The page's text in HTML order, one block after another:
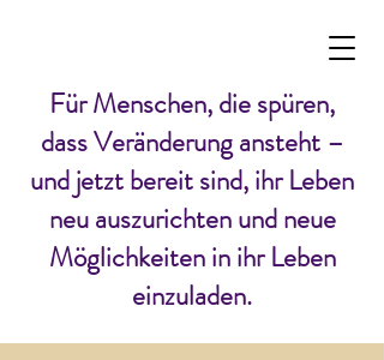
Für Menschen, die spüren,
dass Veränderung ansteht –
und jetzt bereit sind, ihr Leben
neu auszurichten und neue
Möglichkeiten in ihr Leben
einzuladen.